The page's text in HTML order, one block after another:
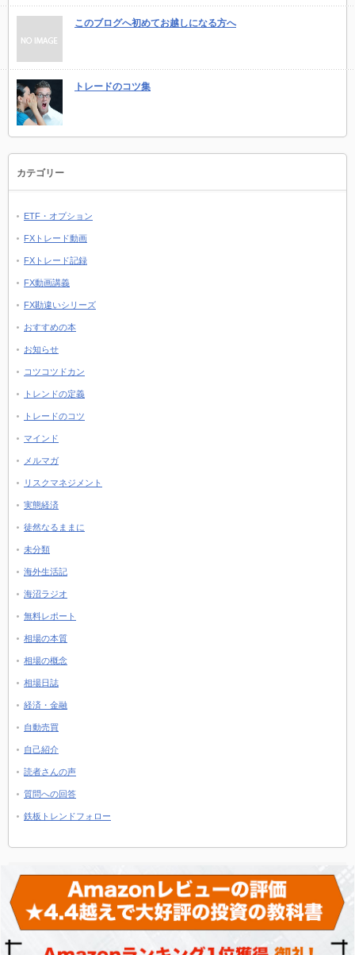
このブログへ初めてお越しになる方へ
トレードのコツ集
カテゴリー
ETF・オプション
FXトレード動画
FXトレード記録
FX動画講義
FX勘違いシリーズ
おすすめの本
お知らせ
コツコツドカン
トレンドの定義
トレードのコツ
マインド
メルマガ
リスクマネジメント
実態経済
徒然なるままに
未分類
海外生活記
海沼ラジオ
無料レポート
相場の本質
相場の概念
相場日誌
経済・金融
自動売買
自己紹介
読者さんの声
質問への回答
鉄板トレンドフォロー